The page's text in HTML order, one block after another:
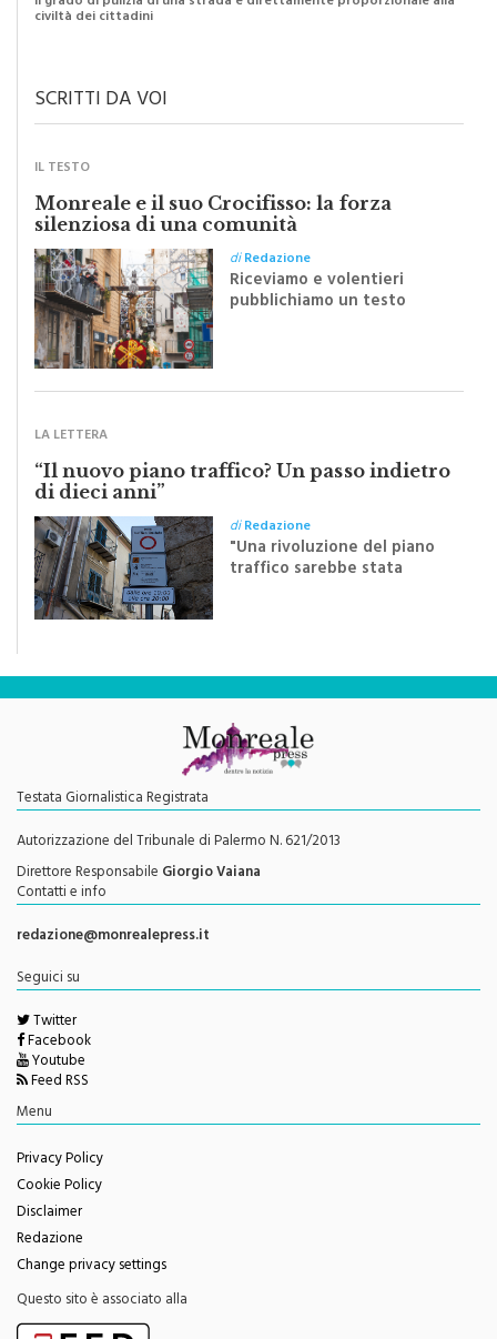
diRaimondo Burgio
SCRITTI DA VOI
IL TESTO
Monreale e il suo Crocifisso: la forza
silenziosa di una comunità
diRedazione
Riceviamo e volentieri
Sapienza all'indomani della
LA LETTERA
“Il nuovo piano traffico? Un passo indietro
di dieci anni”
diRedazione
"Una rivoluzione del piano
Testata Giornalistica Registrata
Autorizzazione del Tribunale di Palermo N. 621/2013
Direttore ResponsabileGiorgio Vaiana
Contatti e info
redazione@monrealepress.it
Seguici su
Twitter
Facebook
Youtube
Feed RSS
Privacy Policy
Cookie Policy
Disclaimer
Redazione
Change privacy settings
Questo sito è associato alla